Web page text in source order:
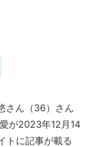
さん（36）さん
が2023年12月14
トに記事が載る